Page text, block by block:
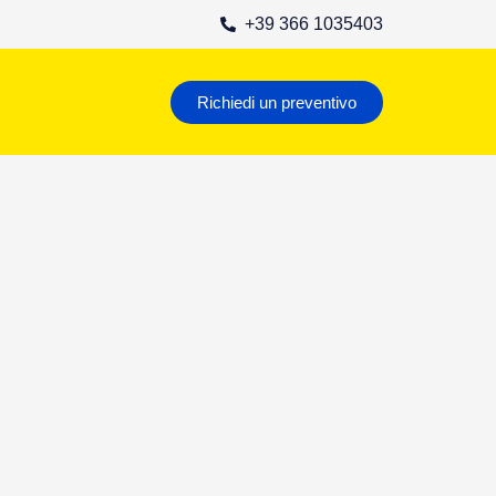
+39 366 1035403
Richiedi un preventivo